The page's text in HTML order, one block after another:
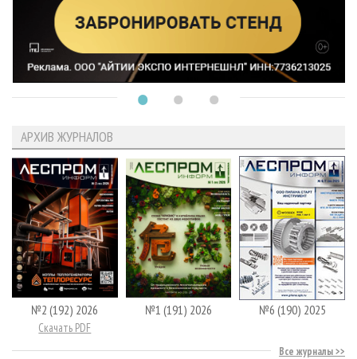
АРХИВ ЖУРНАЛОВ
№2 (192) 2026
Скачать PDF
№1 (191) 2026 №6 (190) 2025
Все журналы